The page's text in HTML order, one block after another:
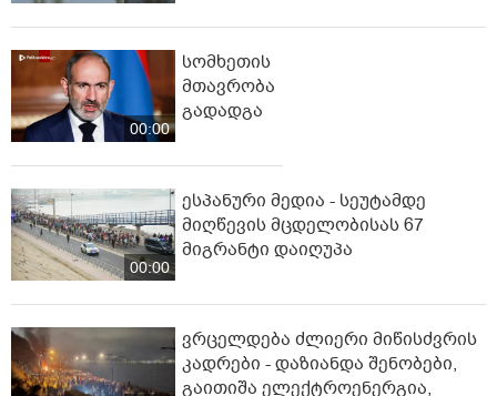
00:00
სომხეთის
მთავრობა
გადადგა
00:00
ესპანური მედია - სეუტამდე
მიღწევის მცდელობისას 67
მიგრანტი დაიღუპა
ვრცელდება ძლიერი მიწისძვრის
კადრები - დაზიანდა შენობები,
გაითიშა ელექტროენერგია,